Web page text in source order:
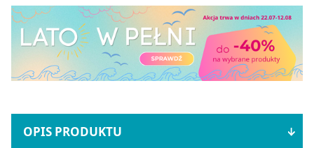
OPIS PRODUKTU